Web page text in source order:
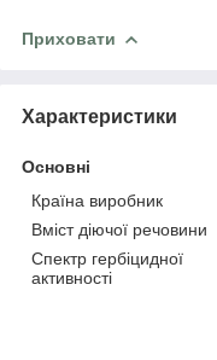
Приховати
Характеристики
Основні
Країна виробник
Вміст діючої речовини
Спектр гербіцидної
активності